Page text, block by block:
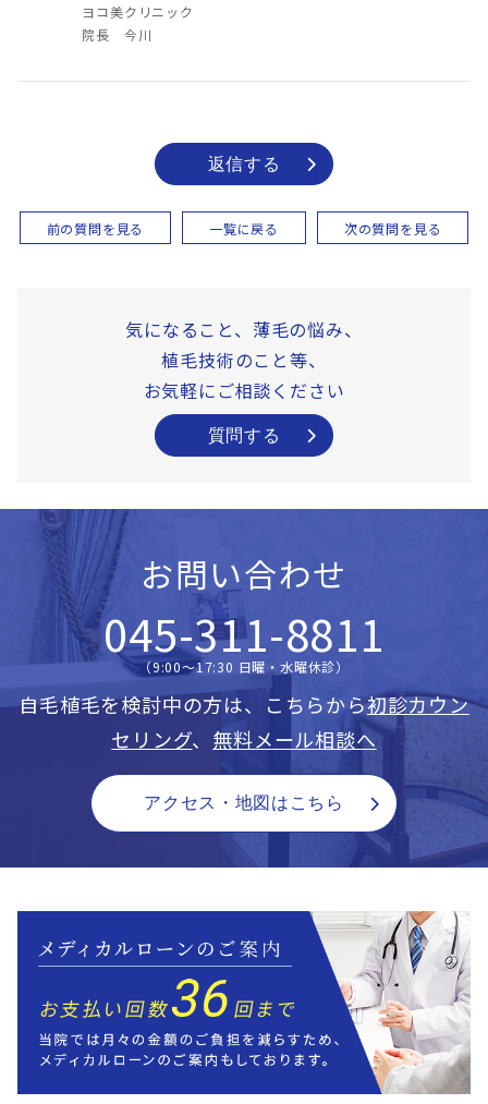
ヨコ美クリニック
院長 今川
返信する
前の質問を見る 一覧に戻る 次の質問を見る
気になること、薄毛の悩み、
植毛技術のこと等、
お気軽にご相談ください
質問する
お問い合わせ
045-311-8811
（9:00〜17:30 日曜・水曜休診）
自毛植毛を検討中の方は、こちらから初診カウン
セリング、 無料メール相談へ
アクセス・地図はこちら